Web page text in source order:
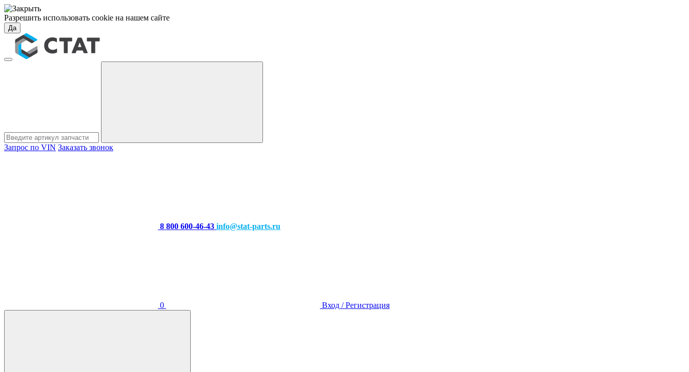
Разрешить использовать cookie на нашем сайте
Да
Запрос по VIN Заказать звонок
8 800 600-46-43 info@stat-parts.ru
0 Вход / Регистрация